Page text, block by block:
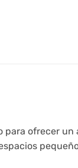
para ofrecer un